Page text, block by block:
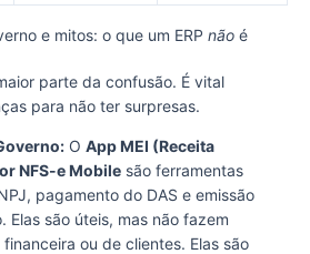
e mitos: o que um ERP nãoé
parte da confusão. É vital
para não ter surpresas.
O App MEI (Receita
NFS-e Mobilesão ferramentas
pagamento do DAS e emissão
Elas são úteis, mas não fazem
ou de clientes. Elas são